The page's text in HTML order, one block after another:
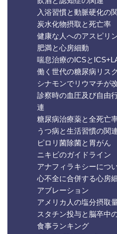
入浴習慣と動脈硬化の
炭水化物摂取と死亡率
健康な人へのアスピリ
肥満と心房細動
喘息治療のICSと
働く世代の糖尿病リスク
シナモンでリウマチが
診察時の血圧及び自由
連
糖尿病治療薬と全死亡
うつ病と生活習慣の関
ピロリ菌除菌と胃がん
ニキビのガイドライン
アナフィラキシーにつ
心不全に合併する心房
アブレーション
アメリカ人の塩分摂取
スタチン投与と脳卒中
食事ランキング